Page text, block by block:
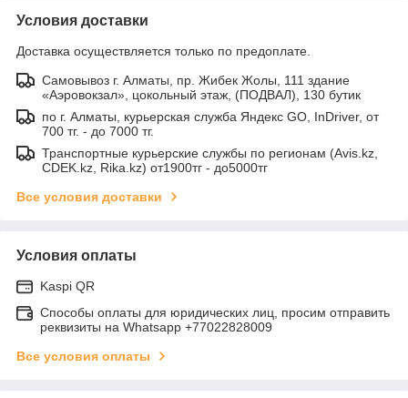
Условия доставки
Доставка осуществляется только по предоплате.
Самовывоз г. Алматы, пр. Жибек Жолы, 111 здание
«Аэровокзал», цокольный этаж, (ПОДВАЛ), 130 бутик
по г. Алматы, курьерская служба Яндекс GO, InDriver, от
700 тг. - до 7000 тг.
Транспортные курьерские службы по регионам (Avis.kz,
CDEK.kz, Rika.kz) от1900тг - до5000тг
Все условия доставки
Условия оплаты
Kaspi QR
Способы оплаты для юридических лиц, просим отправить
реквизиты на Whatsapp +77022828009
Все условия оплаты